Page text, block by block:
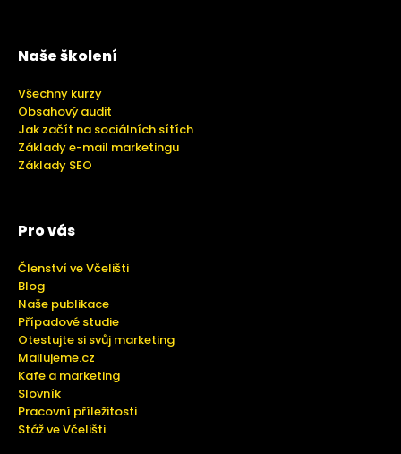
Naše školení
Všechny kurzy
Obsahový audit
Jak začít na sociálních sítích
Základy e-mail marketingu
Základy SEO
Pro vás
Členství ve Včelišti
Blog
Naše publikace
Případové studie
Otestujte si svůj marketing
Mailujeme.cz
Kafe a marketing
Slovník
Pracovní příležitosti
Stáž ve Včelišti